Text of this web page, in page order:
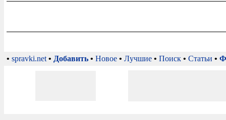
• spravki.net • Добавить • Новое • Лучшие • Поиск • Статьи •